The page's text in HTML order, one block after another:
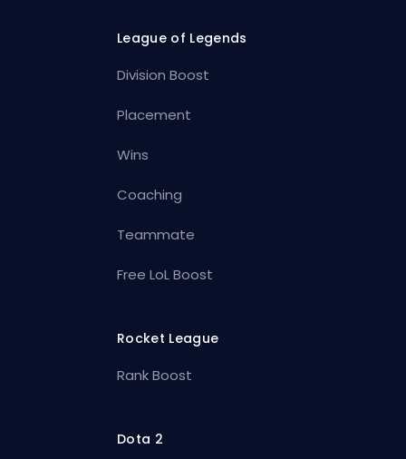
League of Legends
Division Boost
Placement
Wins
Coaching
Teammate
Free LoL Boost
Rocket League
Rank Boost
Dota 2